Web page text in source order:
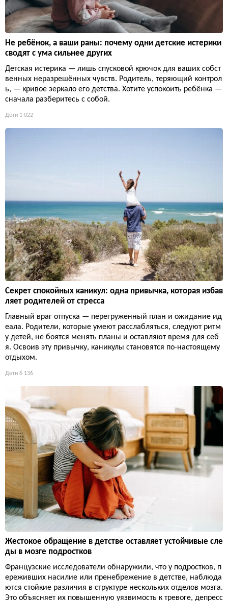
Не ребёнок, а ваши раны: почему одни детские истерики
сводят с ума сильнее других
Детская истерика — лишь спусковой крючок для ваших собст
венных неразрешённых чувств. Родитель, теряющий контрол
ь, — кривое зеркало его детства. Хотите успокоить ребёнка —
сначала разберитесь с собой.
Дети 1 022
Секрет спокойных каникул: одна привычка, которая избав
ляет родителей от стресса
Главный враг отпуска — перегруженный план и ожидание ид
еала. Родители, которые умеют расслабляться, следуют ритм
у детей, не боятся менять планы и оставляют время для себ
я. Освоив эту привычку, каникулы становятся по-настоящему
отдыхом.
Дети 6 136
Жестокое обращение в детстве оставляет устойчивые сле
ды в мозге подростков
Французские исследователи обнаружили, что у подростков, п
ереживших насилие или пренебрежение в детстве, наблюда
ются стойкие различия в структуре нескольких отделов мозга.
Это объясняет их повышенную уязвимость к тревоге, депресс